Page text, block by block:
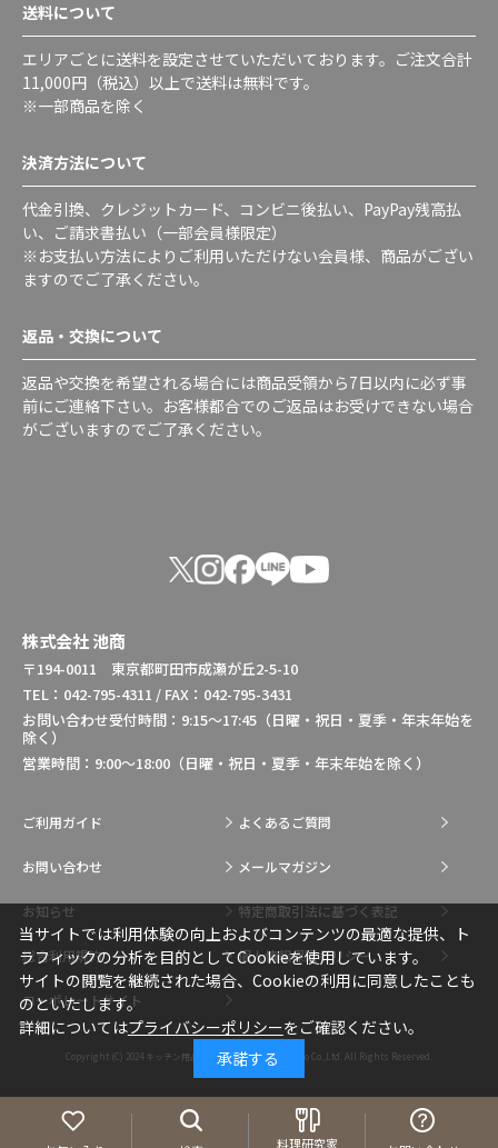
料理研究家
送料について
エリアごとに送料を設定させていただいております。ご注文合計
11,000円（税込）以上で送料は無料です。
※一部商品を除く
決済方法について
代金引換、クレジットカード、コンビニ後払い、PayPay残高払
い、ご請求書払い（一部会員様限定）
※お支払い方法によりご利用いただけない会員様、商品がござい
ますのでご了承ください。
返品・交換について
返品や交換を希望される場合には商品受領から7日以内に必ず事
前にご連絡下さい。お客様都合でのご返品はお受けできない場合
がございますのでご了承ください。
株式会社 池商
〒194-0011 東京都町田市成瀬が丘2-5-10
TEL：042-795-4311 / FAX：042-795-3431
お問い合わせ受付時間：9:15～17:45（日曜・祝日・夏季・年末年始を
除く）
営業時間：9:00～18:00（日曜・祝日・夏季・年末年始を除く）
ご利用ガイド よくあるご質問
お問い合わせ メールマガジン
お知らせ 特定商取引法に基づく表記
総合利用規約 個人情報保護ポリシー
コーポレートサイト
Copyright (C) 2024 キッチン用品・調理用品の通販はIkesho Co.,Ltd. All Rights Reserved.
当サイトでは利用体験の向上およびコンテンツの最適な提供、ト
ラフィックの分析を目的としてCookieを使用しています。
サイトの閲覧を継続された場合、Cookieの利用に同意したことも
のといたします。
詳細についてはプライバシーポリシーをご確認ください。
承諾する